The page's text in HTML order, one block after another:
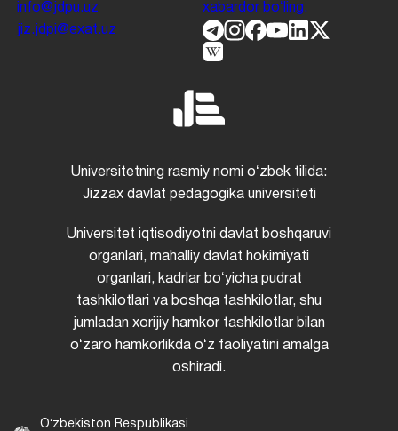
info@jdpu.uz
jiz.jdpi@exat.uz
xabardor boʻling.
Universitetning rasmiy nomi oʻzbek tilida:
Jizzax davlat pedagogika universiteti
Universitet iqtisodiyotni davlat boshqaruvi
organlari, mahalliy davlat hokimiyati
organlari, kadrlar boʻyicha pudrat
tashkilotlari va boshqa tashkilotlar, shu
jumladan xorijiy hamkor tashkilotlar bilan
oʻzaro hamkorlikda oʻz faoliyatini amalga
oshiradi.
Oʻzbekiston Respublikasi